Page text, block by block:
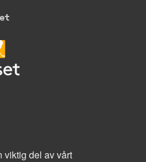
viktig del av vårt